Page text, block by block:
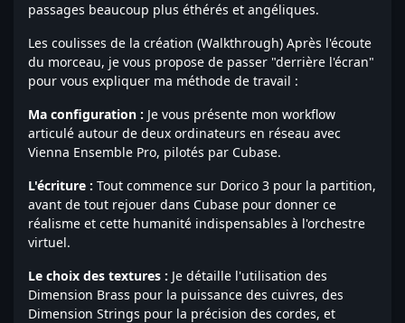
passages beaucoup plus éthérés et angéliques.
Les coulisses de la création (Walkthrough) Après l'écoute
du morceau, je vous propose de passer "derrière l'écran"
pour vous expliquer ma méthode de travail :
Ma configuration : Je vous présente mon workflow
articulé autour de deux ordinateurs en réseau avec
Vienna Ensemble Pro, pilotés par Cubase.
L'écriture : Tout commence sur Dorico 3 pour la partition,
avant de tout rejouer dans Cubase pour donner ce
réalisme et cette humanité indispensables à l'orchestre
virtuel.
Le choix des textures : Je détaille l'utilisation des
Dimension Brass pour la puissance des cuivres, des
Dimension Strings pour la précision des cordes, et